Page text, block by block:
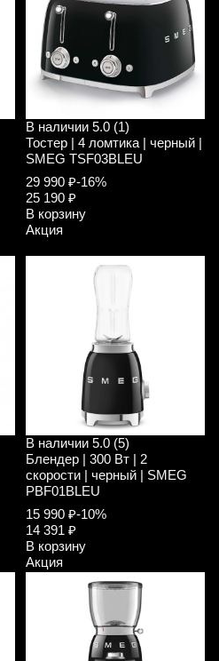
В наличии 5.0 (1)
Тостер | 4 ломтика | черный |
SMEG TSF03BLEU
29 990 ₽-16%
25 190 ₽
В корзину
Акция
В наличии 5.0 (5)
Блендер | 300 Вт | 2
скорости | черный | SMEG
PBF01BLEU
15 990 ₽-10%
14 391 ₽
В корзину
Акция